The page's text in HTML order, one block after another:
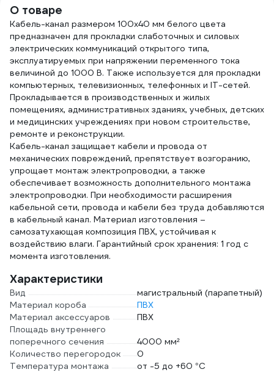
О товаре
Кабель-канал размером 100х40 мм белого цвета
предназначен для прокладки слаботочных и силовых
электрических коммуникаций открытого типа,
эксплуатируемых при напряжении переменного тока
величиной до 1000 В. Также используется для прокладки
компьютерных, телевизионных, телефонных и IT-сетей.
Прокладывается в производственных и жилых
помещениях, административных зданиях, учебных, детских
и медицинских учреждениях при новом строительстве,
ремонте и реконструкции.
Кабель-канал защищает кабели и провода от
механических повреждений, препятствует возгоранию,
упрощает монтаж электропроводки, а также
обеспечивает возможность дополнительного монтажа
электропроводки. При необходимости расширения
кабельной сети, провода и кабели без труда добавляются
в кабельный канал. Материал изготовления –
самозатухающая композиция ПВХ, устойчивая к
воздействию влаги. Гарантийный срок хранения: 1 год с
момента изготовления.
Характеристики
Вид
магистральный (парапетный)
Материал короба
ПВХ
Материал аксессуаров
ПВХ
Площадь внутреннего
поперечного сечения
4000 мм²
Количество перегородок
0
Температура монтажа
от -5 до +60 °С